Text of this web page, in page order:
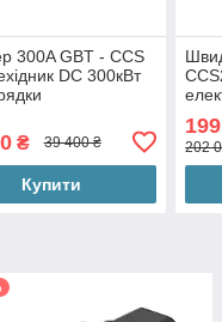
300A GBT - CCS
DC 300кВт
GBT DC.
₴ 39 400 ₴
Купити
202